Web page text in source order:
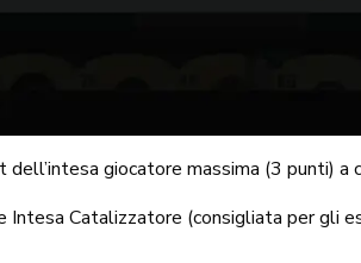
giocatore massima (3 punti) a
Intesa Catalizzatore (consigliata per gli